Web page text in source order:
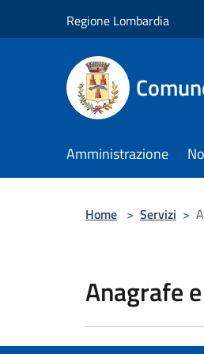
Regione Lombardia
Amministrazione
Home > Servizi >
Anagrafe